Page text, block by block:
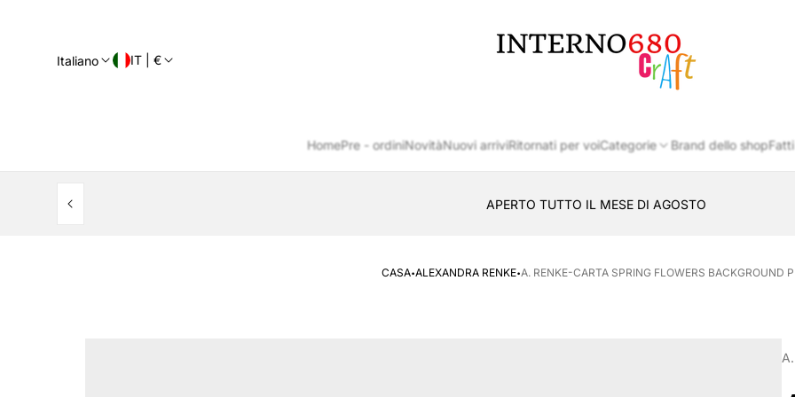
Italiano IT | €
del
negozio
HomePre - ordiniNovitàNuovi arriviRitornati per voiCategorie Brand dello shop
APERTO TUTTO IL MESE DI AGOSTO
CASA·ALEXANDRA RENKE·A. RENKE-CARTA SPRING FLOWERS BACKGROUND